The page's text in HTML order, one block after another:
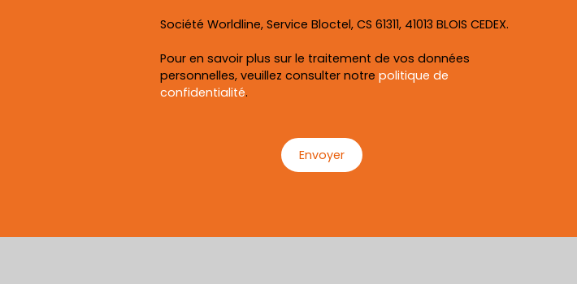
Société Worldline, Service Bloctel, CS 61311, 41013 BLOIS CEDEX.
Pour en savoir plus sur le traitement de vos données
personnelles, veuillez consulter notre politique de
confidentialité.
Envoyer